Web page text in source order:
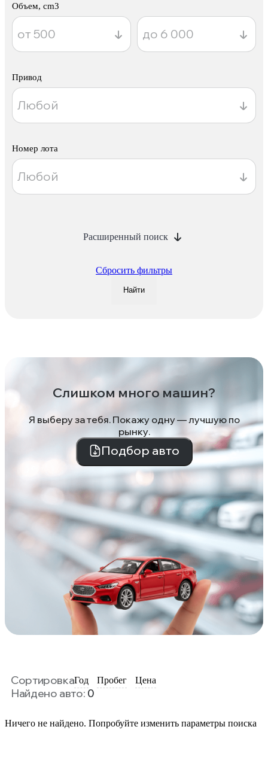
Объем, cm3
Привод
Номер лота
Расширенный поиск
Сбросить фильтры
Найти
Слишком много машин?
Я выберу за тебя. Покажу одну — лучшую по
рынку.
Подбор авто
СортировкаГод Пробег Цена
Найдено авто: 0
Ничего не найдено. Попробуйте изменить параметры поиска